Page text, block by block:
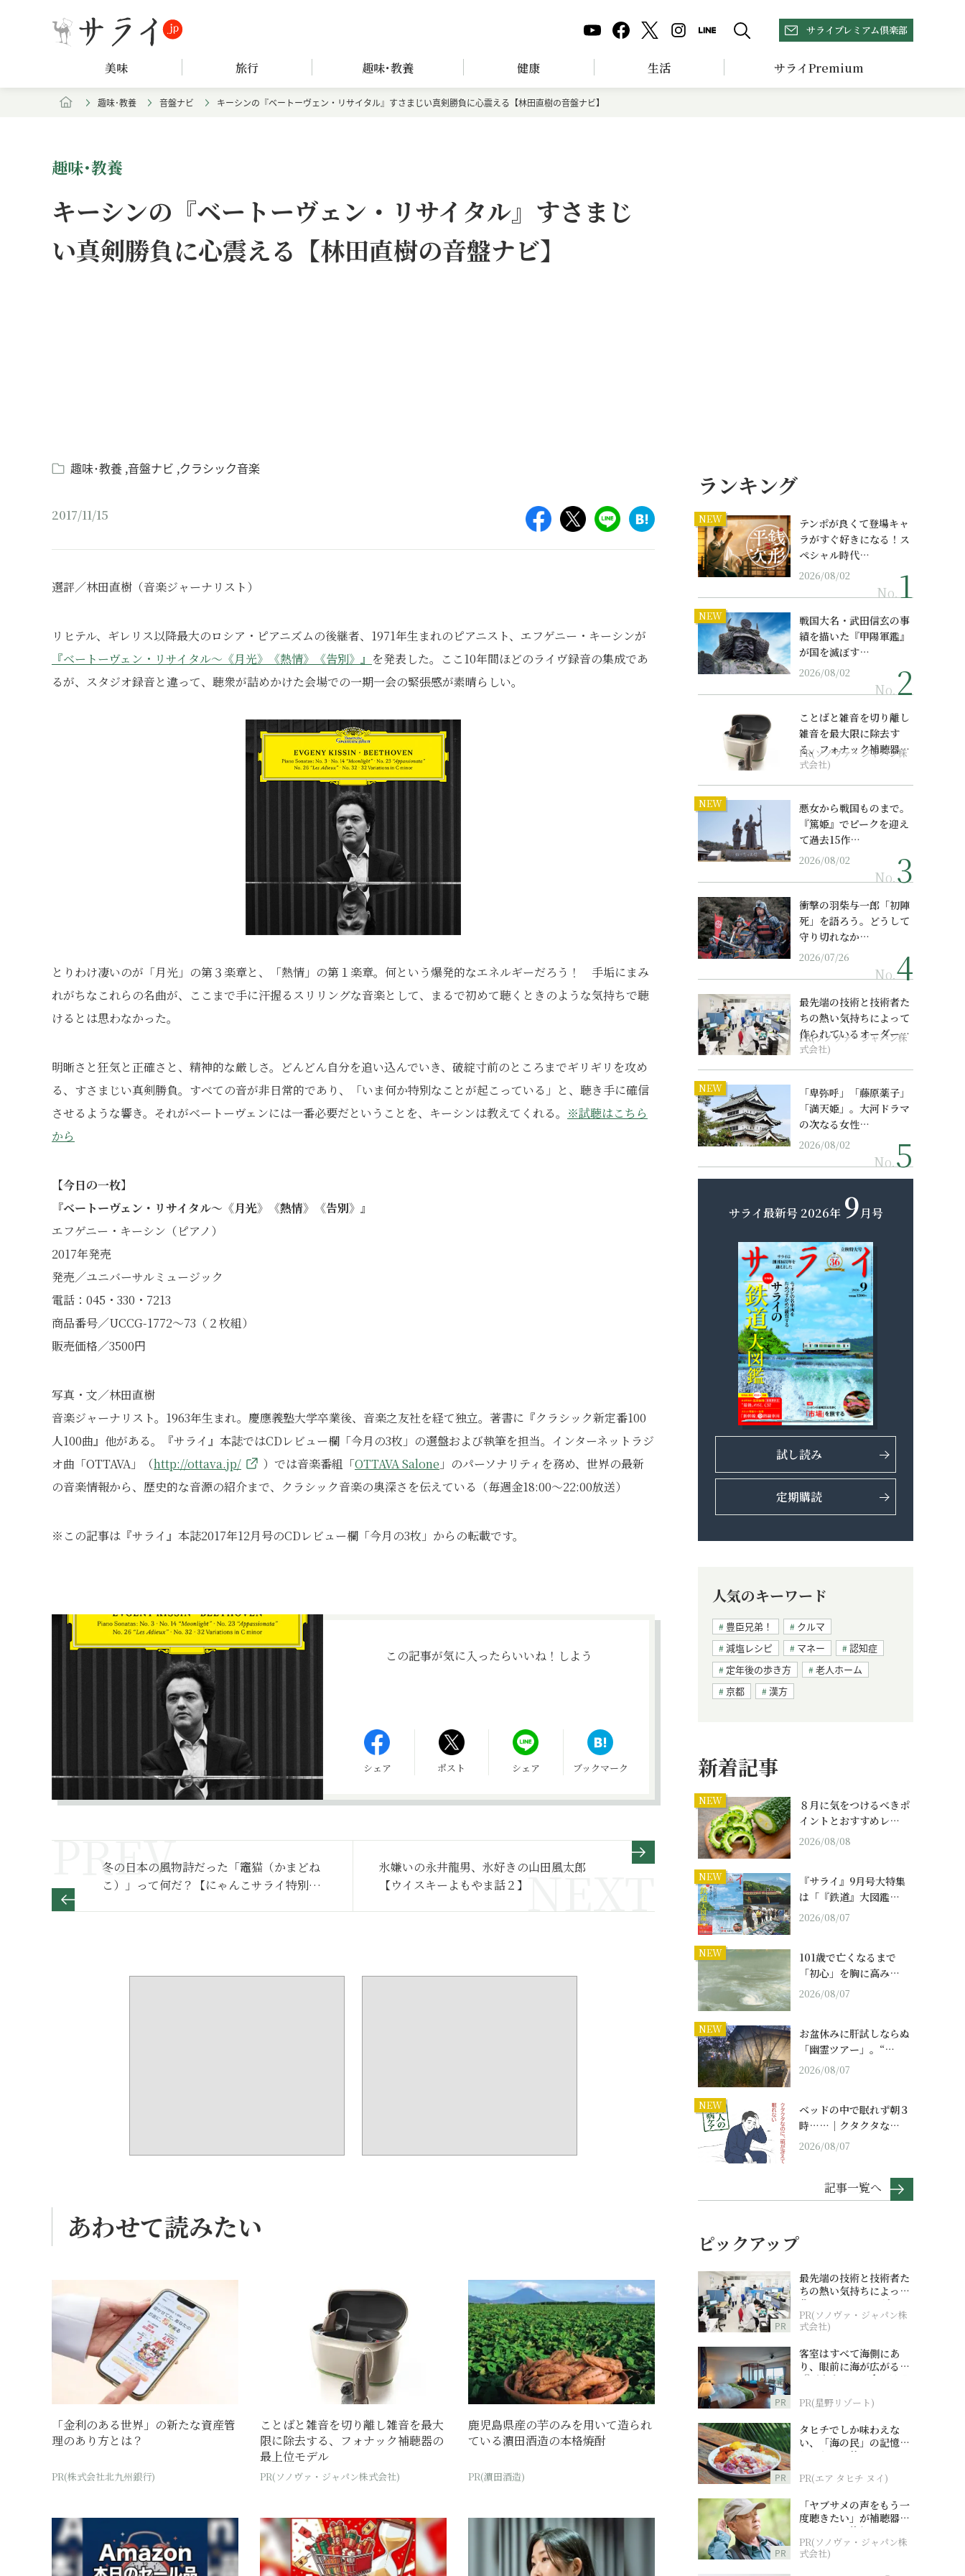
サライプレミアム倶楽部
美味 旅行 趣味･教養 健康 生活 サライPremium
趣味･教養 音盤ナビ キーシンの『ベートーヴェン・リサイタル』すさまじい真剣勝負に心震える【林田直樹の音盤ナビ】
趣味･教養
キーシンの『ベートーヴェン・リサイタル』すさまじ
い真剣勝負に心震える【林田直樹の音盤ナビ】
趣味･教養 音盤ナビ クラシック音楽
2017/11/15
選評／林田直樹（音楽ジャーナリスト）
リヒテル、ギレリス以降最大のロシア・ピアニズムの後継者、1971年生まれのピアニスト、エフゲニー・キーシンが
『ベートーヴェン・リサイタル～《月光》《熱情》《告別》』 を発表した。ここ10年間ほどのライヴ録音の集成であ
るが、スタジオ録音と違って、聴衆が詰めかけた会場での一期一会の緊張感が素晴らしい。
とりわけ凄いのが「月光」の第３楽章と、「熱情」の第１楽章。何という爆発的なエネルギーだろう！ 手垢にまみ
れがちなこれらの名曲が、ここまで手に汗握るスリリングな音楽として、まるで初めて聴くときのような気持ちで聴
けるとは思わなかった。
明晰さと狂気と正確さと、精神的な厳しさ。どんどん自分を追い込んでいき、破綻寸前のところまでギリギリを攻め
る、すさまじい真剣勝負。すべての音が非日常的であり、「いま何か特別なことが起こっている」と、聴き手に確信
させるような響き。それがベートーヴェンには一番必要だということを、キーシンは教えてくれる。 ※試聴はこちら
から
【今日の一枚】
『ベートーヴェン・リサイタル～《月光》《熱情》《告別》』
エフゲニー・キーシン（ピアノ）
2017年発売
発売／ユニバーサルミュージック
電話：045・330・7213
商品番号／UCCG-1772～73（２枚組）
販売価格／3500円
写真・文／林田直樹
音楽ジャーナリスト。1963年生まれ。慶應義塾大学卒業後、音楽之友社を経て独立。著書に『クラシック新定番100
人100曲』他がある。『サライ』本誌ではCDレビュー欄「今月の3枚」の選盤および執筆を担当。インターネットラジ
オ曲「OTTAVA」（http://ottava.jp/ ）では音楽番組「OTTAVA Salone 」のパーソナリティを務め、世界の最新
の音楽情報から、歴史的な音源の紹介まで、クラシック音楽の奥深さを伝えている（毎週金18:00～22:00放送）
※この記事は『サライ』本誌2017年12月号のCDレビュー欄「今月の3枚」からの転載です。
この記事が気に入ったらいいね！しよう
シェア ポスト シェア ブックマーク
冬の日本の風物詩だった「竈猫（かまどね
こ）」って何だ？【にゃんこサライ特別編
氷嫌いの永井龍男、氷好きの山田風太郎
【ウイスキーよもやま話２】
あわせて読みたい
「金利のある世界」の新たな資産管
理のあり方とは？
PR(株式会社北九州銀行)
ことばと雑音を切り離し雑音を最大
限に除去する、フォナック補聴器の
最上位モデル
PR(ソノヴァ・ジャパン株式会社)
鹿児島県産の芋のみを用いて造られ
ている濵田酒造の本格焼酎
PR(濵田酒造)
ランキング
NEW
テンポが良くて登場キャ
ラがすぐ好きになる！ス
ペシャル時代…
2026/08/02
No.
NEW
戦国大名・武田信玄の事
績を描いた『甲陽軍鑑』
が国を滅ぼす…
2026/08/02
No.
ことばと雑音を切り離し
雑音を最大限に除去す
る、フォナック補聴器の
最上位モデル
PR(ソノヴァ・ジャパン株
式会社)
NEW
悪女から戦国ものまで。
『篤姫』でピークを迎え
て過去15作…
2026/08/02
No.
衝撃の羽柴与一郎「初陣
死」を語ろう。どうして
守り切れなか…
2026/07/26
No.
最先端の技術と技術者た
ちの熱い気持ちによって
作られているオーダーメ
イド補聴器
PR(ソノヴァ・ジャパン株
式会社)
NEW
「卑弥呼」「藤原薬子」
「満天姫」。大河ドラマ
の次なる女性…
2026/08/02
No.
サライ最新号 2026年 9月号
試し読み
定期購読
人気のキーワード
豊臣兄弟！
クルマ
減塩レシピ
マネー
認知症
定年後の歩き方
老人ホーム
京都
漢方
新着記事
NEW
８月に気をつけるべきポ
イントとおすすめレ…
2026/08/08
NEW
『サライ』9月号大特集
は「『鉄道』大図鑑…
2026/08/07
NEW
101歳で亡くなるまで
「初心」を胸に高み…
2026/08/07
NEW
お盆休みに肝試しならぬ
「幽霊ツアー」。“…
2026/08/07
NEW
ベッドの中で眠れず朝３
時……｜クタクタな…
2026/08/07
記事一覧へ
ピックアップ
PR
最先端の技術と技術者た
ちの熱い気持ちによって
作られているオーダーメ
イド補聴器
PR(ソノヴァ・ジャパン株
式会社)
PR
客室はすべて海側にあ
り、眼前に海が広がる
『西表島ホテル by 星野
PR(星野リゾート)
PR
タヒチでしか味わえな
い、「海の民」の記憶へ
とつながる旅
PR(エア タヒチ ヌイ)
PR
「ヤブサメの声をもう一
度聴きたい」が補聴器チ
ャレンジの後押しに
PR(ソノヴァ・ジャパン株
式会社)